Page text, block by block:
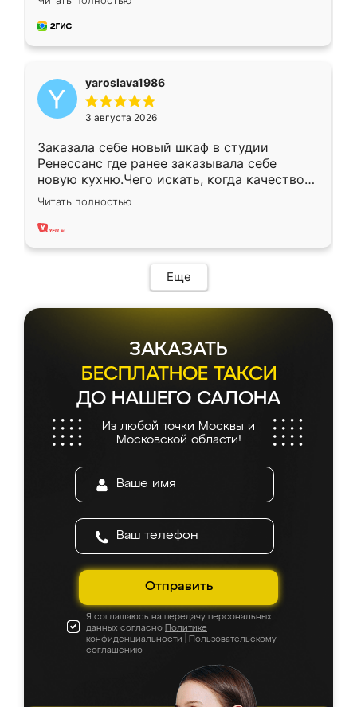
довольны работой. Спасибо Ренессанс
мебель за качественную работу!
yaroslava1986
3 августа 2026
Заказала себе новый шкаф в студии
Ренессанс где ранее заказывала себе
новую кухню.Чего искать, когда качеством
вполне довольна. Служит кухня уже почти
два года, нареканий нет.
Читать полностью
Еще
ЗАКАЗАТЬ
БЕСПЛАТНОЕ ТАКСИ
ДО НАШЕГО САЛОНА
Из любой точки Москвы и
Московской области!
Отправить
Я соглашаюсь на передачу персональных
данных согласно Политике
конфиденциальности
Пользовательскому
соглашению